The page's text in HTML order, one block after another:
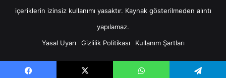
içeriklerin izinsiz kullanımı yasaktır. Kaynak gösterilmeden alıntı
yapılamaz.
Yasal Uyarı
Gizlilik Politikası Kullanım Şartları